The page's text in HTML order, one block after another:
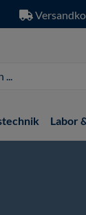
Labor